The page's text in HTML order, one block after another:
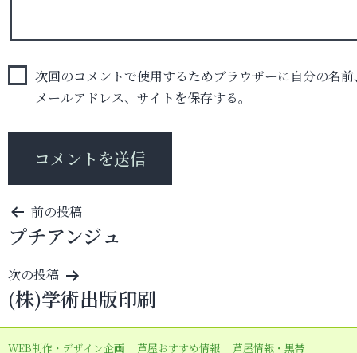
次回のコメントで使用するためブラウザーに自分の名前
メールアドレス、サイトを保存する。
投
稿
ナ
ビ
ゲ
ー
前の投稿
プチアンジュ
次の投稿
(株)学術出版印刷
WEB制作・デザイン企画 芦屋おすすめ情報
芦屋情報・黒帯